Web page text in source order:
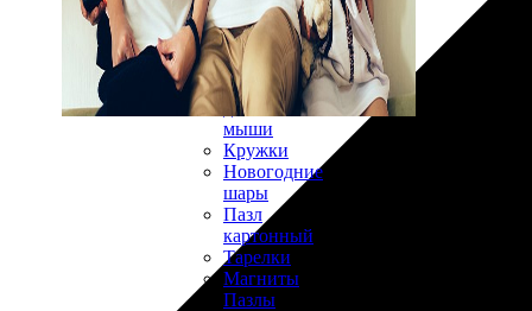
ФотоПостеры
ФотоПодушки
Фотоcувениры
Значки
Коврик
для
мыши
Кружки
Новогодние
шары
Пазл
картонный
Тарелки
Магниты
Пазлы